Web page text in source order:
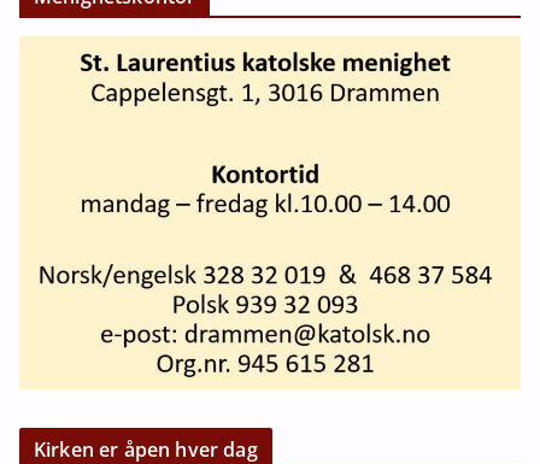
Kirken er åpen hver dag